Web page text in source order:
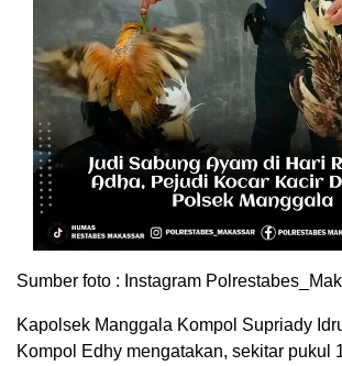
Sumber foto : Instagram
Kapolsek Manggala Kompol Supriady
Kompol Edhy mengatakan, sekitar pukul